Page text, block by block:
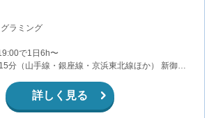
ラミング
で1日6h〜
分（山手線・銀座線・京浜東北線ほか） 新御徒
・京浜東北線) 浅草橋駅より徒歩15分（総武線・浅
詳しく見る